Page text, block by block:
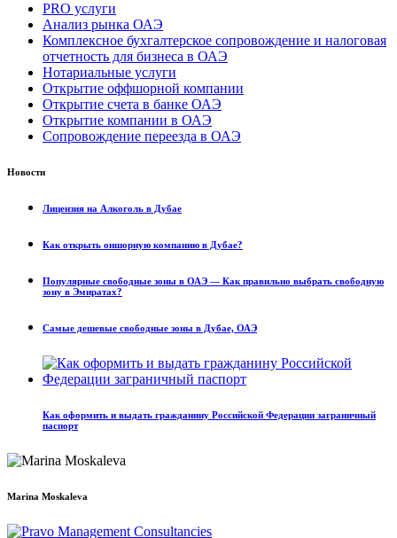
PRO услуги
Анализ рынка ОАЭ
Комплексное бухгалтерское сопровождение и налоговая
отчетность для бизнеса в ОАЭ
Нотариальные услуги
Открытие оффшорной компании
Открытие счета в банке ОАЭ
Открытие компании в ОАЭ
Сопровождение переезда в ОАЭ
Новости
Лицензия на Алкоголь в Дубае
Как открыть оншорную компанию в Дубае?
Популярные свободные зоны в ОАЭ — Как правильно выбрать свободную
зону в Эмиратах?
Самые дешевые свободные зоны в Дубае, ОАЭ
Как оформить и выдать гражданину Российской Федерации заграничный
паспорт
Marina Moskaleva